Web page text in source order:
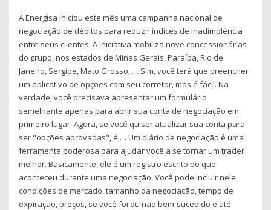
A Energisa iniciou este mês uma campanha nacional de
negociação de débitos para reduzir índices de inadimplência
entre seus clientes. A iniciativa mobiliza nove concessionárias
do grupo, nos estados de Minas Gerais, Paraíba, Rio de
Janeiro, Sergipe, Mato Grosso, … Sim, você terá que preencher
um aplicativo de opções com seu corretor, mas é fácil. Na
verdade, você precisava apresentar um formulário
semelhante apenas para abrir sua conta de negociação em
primeiro lugar. Agora, se você quiser atualizar sua conta para
ser "opções aprovadas", é … Um diário de negociação é uma
ferramenta poderosa para ajudar você a se tornar um trader
melhor. Basicamente, ele é um registro escrito do que
aconteceu durante uma negociação. Você pode incluir nele
condições de mercado, tamanho da negociação, tempo de
expiração, preços, se você foi ou não bem-sucedido e até